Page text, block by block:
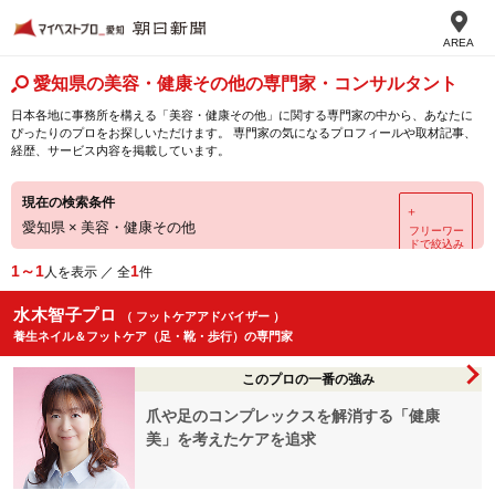
AREA
愛知県の美容・健康その他の専門家・コンサルタント
日本各地に事務所を構える「美容・健康その他」に関する専門家の中から、あなたに
ぴったりのプロをお探しいただけます。 専門家の気になるプロフィールや取材記事、
経歴、サービス内容を掲載しています。
現在の検索条件
愛知県 × 美容・健康その他
＋
フリーワー
ドで絞込み
1～1人を表示 ／ 全1件
水木智子プロ
（ フットケアアドバイザー ）
養生ネイル＆フットケア（足・靴・歩行）の専門家
このプロの一番の強み
爪や足のコンプレックスを解消する「健康
美」を考えたケアを追求